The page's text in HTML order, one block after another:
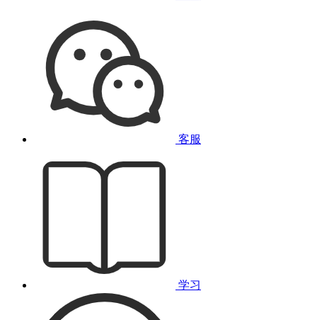
客服
学习